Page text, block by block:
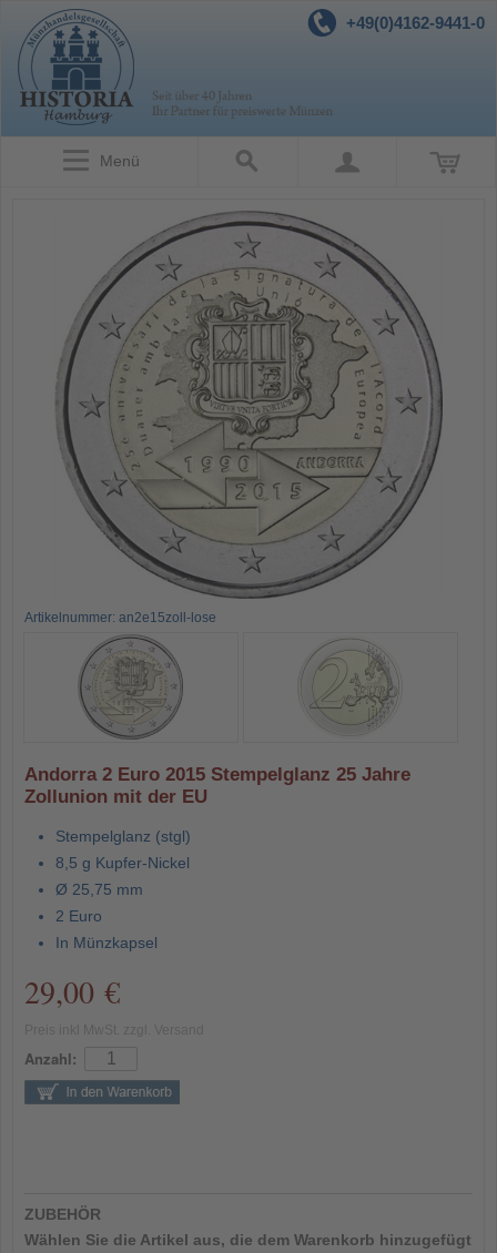
+49(0)4162-9441-0
Menü
Artikelnummer: an2e15zoll-lose
Andorra 2 Euro 2015 Stempelglanz 25 Jahre
Zollunion mit der EU
Stempelglanz (stgl)
8,5 g Kupfer-Nickel
Ø 25,75 mm
2 Euro
In Münzkapsel
29,00 €
Anzahl:
ZUBEHÖR
Wählen Sie die Artikel aus, die dem Warenkorb hinzugefügt